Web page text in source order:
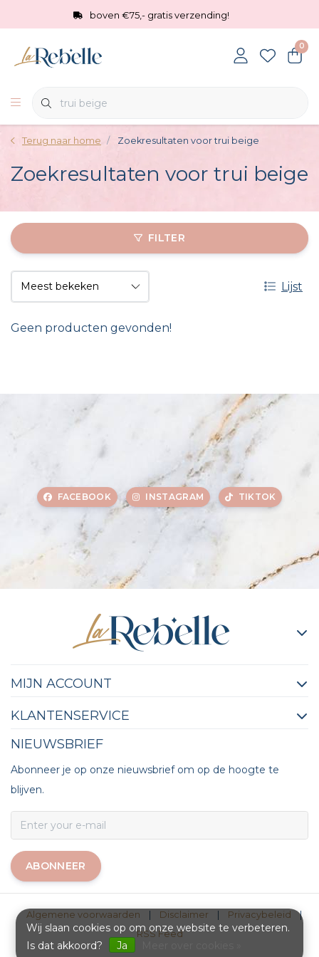
boven €75,- gratis verzending!
0
Terug naar home Zoekresultaten voor trui beige
Zoekresultaten voor trui beige
FILTER
Lijst
Geen producten gevonden!
FACEBOOK INSTAGRAM TIKTOK
MIJN ACCOUNT
KLANTENSERVICE
NIEUWSBRIEF
Abonneer je op onze nieuwsbrief om op de hoogte te
blijven.
ABONNEER
Algemene voorwaarden Disclaimer Privacybeleid
|
RSS Feed
Wij slaan cookies op om onze website te verbeteren.
Is dat akkoord?
Ja